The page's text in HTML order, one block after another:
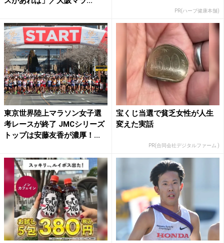
PR(ハーブ健康本舗)
東京世界陸上マラソン女子選
考レースが終了 JMCシリーズ
トップは安藤友香が濃厚！...
宝くじ当選で貧乏女性が人生
変えた実話
PR(合同会社デジタルファーム )